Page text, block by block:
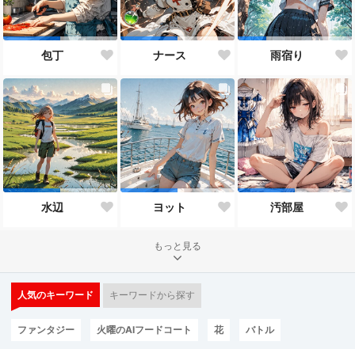
包丁 ナース 雨宿り
水辺 ヨット 汚部屋
もっと見る
人気のキーワード キーワードから探す
ファンタジー 火曜のAIフードコート 花 バトル